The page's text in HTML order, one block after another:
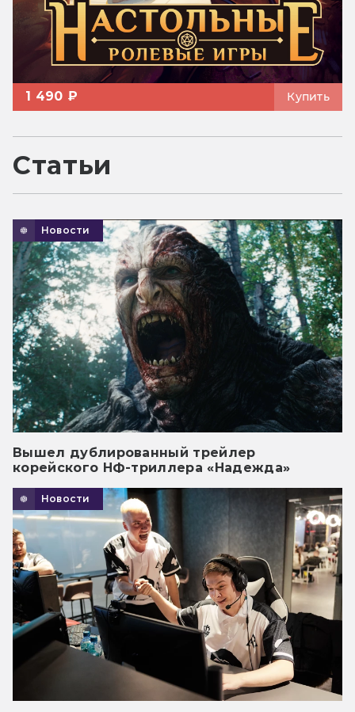
1 490 ₽ Купить
Статьи
Новости
Вышел дублированный трейлер
корейского НФ-триллера «Надежда»
Новости